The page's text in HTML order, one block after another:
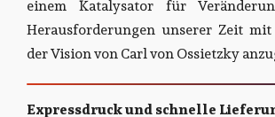
einem Katalysator für
Herausforderungen unserer Zeit
der Vision von Carl von Ossietzky
Expressdruck und schnelle